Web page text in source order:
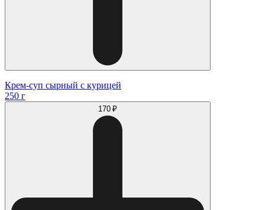
Крем-суп сырный с курицей
250 г
170 ₽